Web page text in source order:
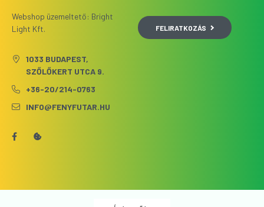
Webshop üzemeltető: Bright
Light Kft.
1033 BUDAPEST,
SZŐLŐKERT UTCA 9.
+36-20/214-0763
INFO@FENYFUTAR.HU
FELIRATKOZÁS